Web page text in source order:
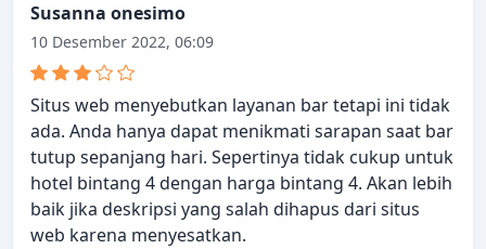
Susanna onesimo
10 Desember 2022, 06:09
Situs web menyebutkan layanan bar tetapi ini tidak
ada. Anda hanya dapat menikmati sarapan saat bar
tutup sepanjang hari. Sepertinya tidak cukup untuk
hotel bintang 4 dengan harga bintang 4. Akan lebih
baik jika deskripsi yang salah dihapus dari situs
web karena menyesatkan.